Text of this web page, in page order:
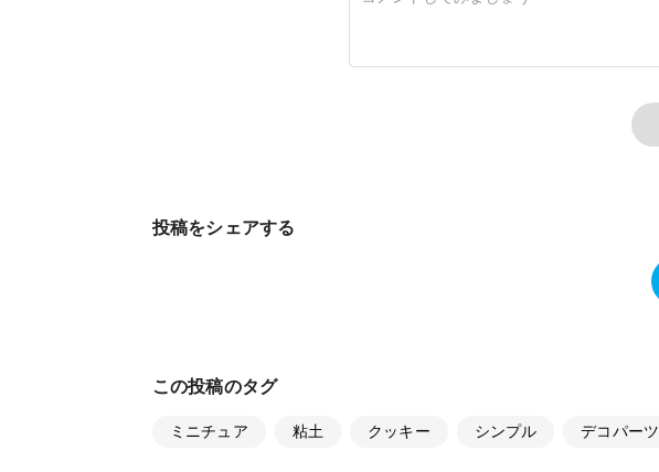
投稿をシェアする
この投稿のタグ
ミニチュア 粘土 クッキー シンプル デコパーツ